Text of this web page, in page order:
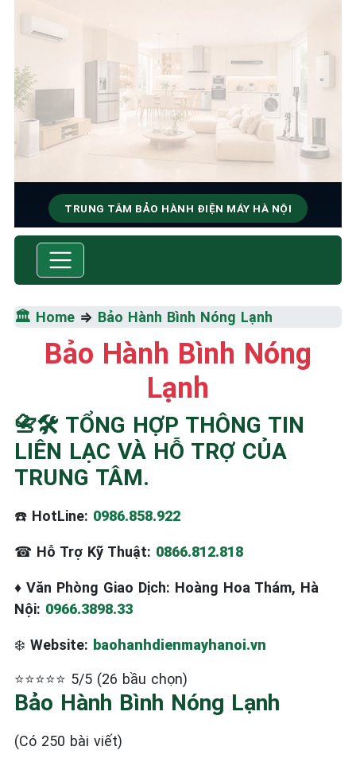
TRUNG TÂM BẢO HÀNH ĐIỆN MÁY HÀ NỘI
SỬA CHỮA & BẢO HÀNH
Tốc Độ Tối Đa • Chất Lượng Tối Ưu • Chi Phí Tối
☎️ 09.86.85.89.22
🏛️ Home ⇒ Bảo Hành Bình Nóng Lạnh
Bảo Hành Bình Nóng
Lạnh
📇🛠️ TỔNG HỢP THÔNG TIN
LIÊN LẠC VÀ HỖ TRỢ CỦA
TRUNG TÂM.
☎️ HotLine: 0986.858.922
☎ Hỗ Trợ Kỹ Thuật: 0866.812.818
♦ Văn Phòng Giao Dịch: Hoàng Hoa Thám, Hà
Nội: 0966.3898.33
❄️ Website: baohanhdienmayhanoi.vn
⭐⭐⭐⭐⭐ 5/5 (26 bầu chọn)
Bảo Hành Bình Nóng Lạnh
(Có 250 bài viết)